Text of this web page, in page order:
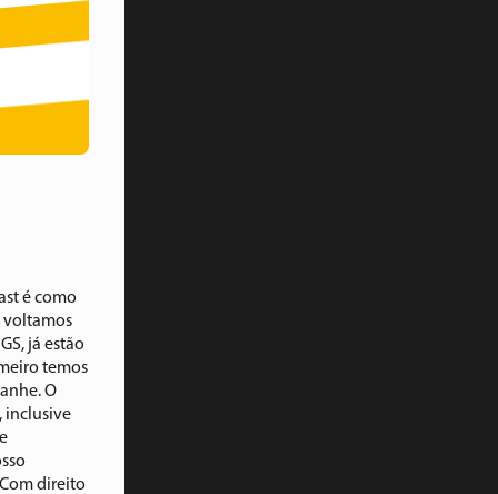
é como
voltamos
já estão
temos
O
inclusive
direito